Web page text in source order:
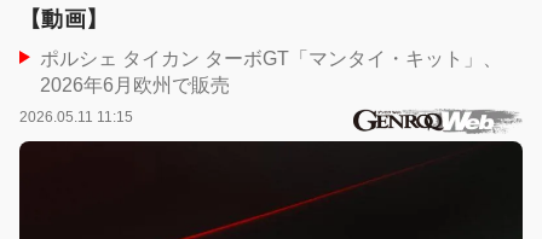
【動画】
ポルシェ タイカン ターボGT「マンタイ・キット」、
2026年6月欧州で販売
2026.05.11 11:15